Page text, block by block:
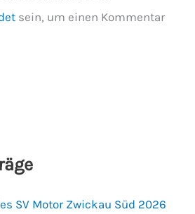
sein, um einen Kommentar
SV Motor Zwickau Süd 2026